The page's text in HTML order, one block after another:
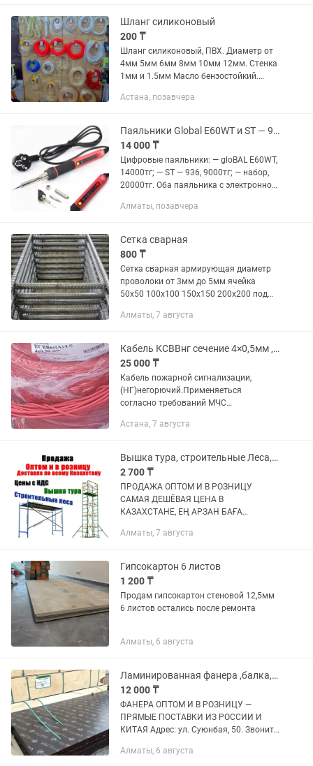
Шланг силиконовый
200 ₸
Шланг силиконовый, ПВХ. Диаметр от
4мм 5мм 6мм 8мм 10мм 12мм. Стенка
1мм и 1.5мм Масло бензостойкий.
жидкостям. Прозрачные и цветные.
диаметра
Астана, позавчера
Паяльники Global E60WT и ST — 936, новые, цифровые, в фирменной упаковке
14 000 ₸
Цифровые паяльники: — gloBAL E60WT,
14000тг; — ST — 936, 9000тг; — набор,
20000тг. Оба паяльника с электронной
использовались. Паяльник gloBAL
Алматы, позавчера
Сетка сварная
800 ₸
Сетка сварная армирующая диаметр
проволоки от 3мм до 5мм ячейка
50х50 100х100 150х150 200х200 под
Алматы, 7 августа
Кабель КСВВнг сечение 4×0,5мм ,200 метров бухта.Красного цвета.
25 000 ₸
Кабель пожарной сигнализации,
(НГ)негорючий.Применяеться
согласно требований МЧС
ассортименте . Скидки при большом
Астана, 7 августа
Вышка тура, строительные Леса, леса на колесах, фасадные леса, рамные леса
2 700 ₸
ПРОДАЖА ОПТОМ И В РОЗНИЦУ
САМАЯ ДЕШЁВАЯ ЦЕНА В
КАЗАХСТАНЕ, ЕҢ АРЗАН БАҒА
ЛРСП-60 Производства (РОССИЯ
СЕРТИФИКАТЫ ПАСПОРТА, ИМЕЮТСЯ,
Алматы, 7 августа
Гипсокартон 6 листов
1 200 ₸
Продам гипсокартон стеновой 12,5мм
6 листов остались после ремонта
Алматы, 6 августа
Ламинированная фанера ,балка,осп производство Россия и Китай 18мм,21мм
12 000 ₸
ФАНЕРА ОПТОМ И В РОЗНИЦУ —
ПРЯМЫЕ ПОСТАВКИ ИЗ РОССИИ И
КИТАЯ Адрес: ул. Суюнбая, 50. Звоните
Доставка по городу и области Самые
Алматы, 6 августа